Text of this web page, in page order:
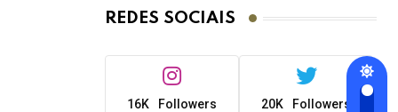
REDES SOCIAIS
16K Followers 20K Followers